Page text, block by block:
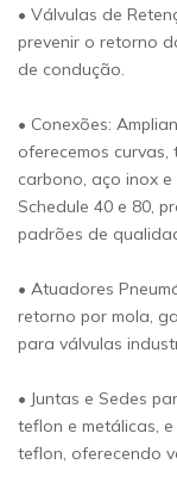
• Válvulas de
prevenir o retorno
de condução.
• Conexões:
oferecemos curvas,
carbono, aço inox
Schedule 40 e 80,
padrões de
• Atuadores
retorno por mola,
para válvulas
• Juntas e Sedes
teflon e metálicas,
teflon, oferecendo